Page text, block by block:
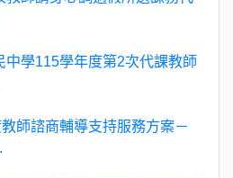
中學115學年度第2次代課教師
師諮商輔導支持服務方案－